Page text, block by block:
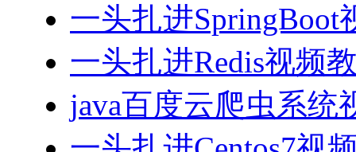
一头扎进SpringBoot
一头扎进Redis视频
java百度云爬虫系统